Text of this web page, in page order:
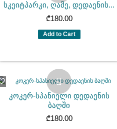
სკეიტპარკი, ღამე, დედაენის...
₾180.00
Add to Cart
კოკერ-სპანიელი დედაენის
ბაღში
₾180.00